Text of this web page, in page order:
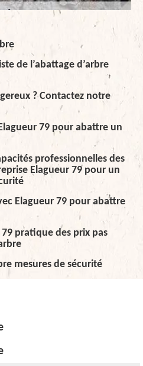
de l’abattage d’arbre
? Contactez notre
79 pour abattre un
professionnelles des
Elagueur 79 pour un
Elagueur 79 pour abattre
pratique des prix pas
mesures de sécurité